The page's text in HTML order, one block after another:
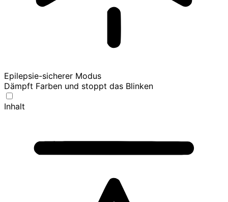
Epilepsie-sicherer Modus
Dämpft Farben und stoppt das Blinken
Inhalt